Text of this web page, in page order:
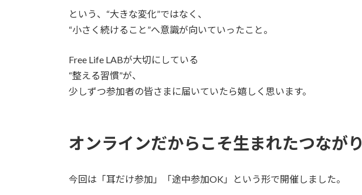
という、“大きな変化”ではなく、
“小さく続けること”へ意識が向いていったこと。
Free Life LABが大切にしている
“整える習慣”が、
少しずつ参加者の皆さまに届いていたら嬉しく思います。
オンラインだからこそ生まれたつながり
今回は「耳だけ参加」「途中参加OK」という形で開催しました。